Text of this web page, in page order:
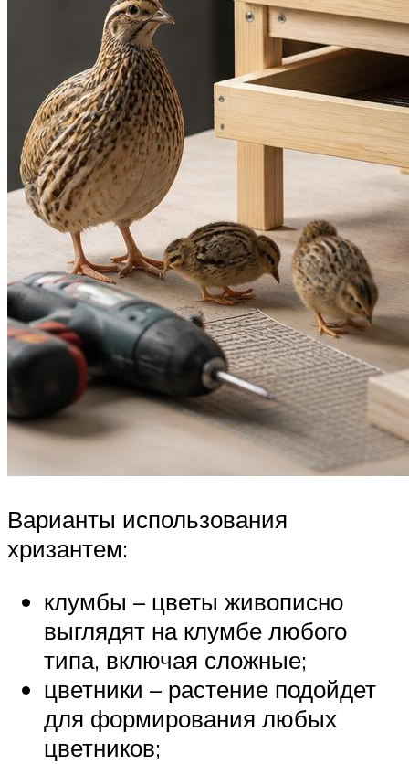
Варианты использования
хризантем:
клумбы – цветы живописно
выглядят на клумбе любого
типа, включая сложные;
цветники – растение подойдет
для формирования любых
цветников;